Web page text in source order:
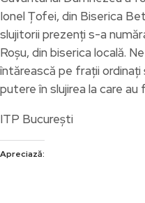
Ionel Țofei, din Biserica
slujitorii prezenți s-a
Roșu, din biserica locală.
întărească pe frații ordinați
putere în slujirea la care
ITP București
Apreciază: